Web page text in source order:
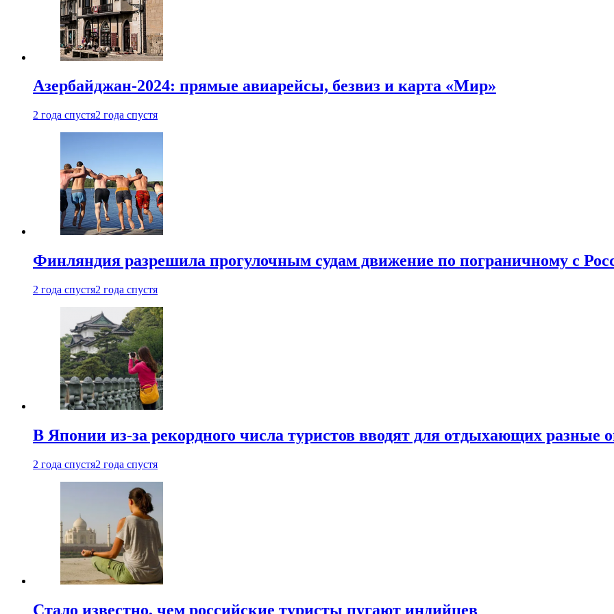
Азербайджан-2024: прямые авиарейсы, безвиз и карта «Мир»
2 года спустя2 года спустя
Финляндия разрешила прогулочным судам движение по пограничному с
2 года спустя2 года спустя
В Японии из-за рекордного числа туристов вводят для отдыхающих разные
2 года спустя2 года спустя
Стало известно, чем российские туристы пугают индийцев